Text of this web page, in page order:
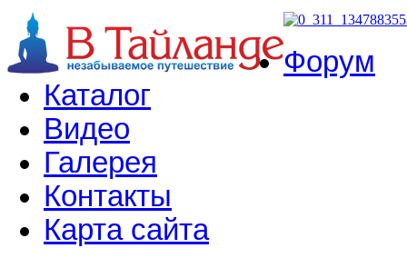
Форум
Каталог
Видео
Галерея
Контакты
Карта сайта